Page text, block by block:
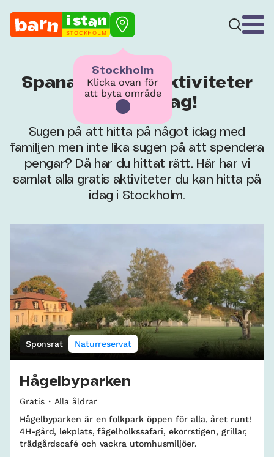
STOCKHOLM
Stockholm
Klicka ovan för
att byta område
Spana in gratis aktiviteter
för barn idag!
Sugen på att hitta på något idag med
familjen men inte lika sugen på att spendera
pengar? Då har du hittat rätt. Här har vi
samlat alla gratis aktiviteter du kan hitta på
idag i Stockholm.
Sponsrat Naturreservat
Hågelbyparken
Gratis
Alla åldrar
Hågelbyparken är en folkpark öppen för alla, året runt!
4H-gård, lekplats, fågelholkssafari, ekorrstigen, grillar,
trädgårdscafé och vackra utomhusmiljöer.